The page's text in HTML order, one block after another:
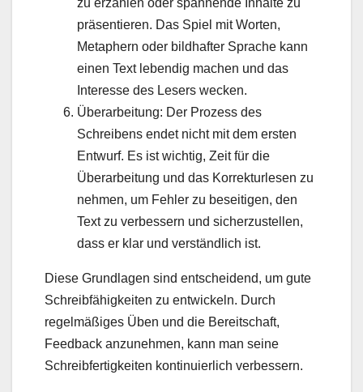
präsentieren. Das Spiel mit Worten,
Metaphern oder bildhafter Sprache kann
einen Text lebendig machen und das
Interesse des Lesers wecken.
Überarbeitung: Der Prozess des
Schreibens endet nicht mit dem ersten
Entwurf. Es ist wichtig, Zeit für die
Überarbeitung und das Korrekturlesen zu
nehmen, um Fehler zu beseitigen, den
Text zu verbessern und sicherzustellen,
dass er klar und verständlich ist.
Diese Grundlagen sind entscheidend, um gute
Schreibfähigkeiten zu entwickeln. Durch
regelmäßiges Üben und die Bereitschaft,
Feedback anzunehmen, kann man seine
Schreibfertigkeiten kontinuierlich verbessern.